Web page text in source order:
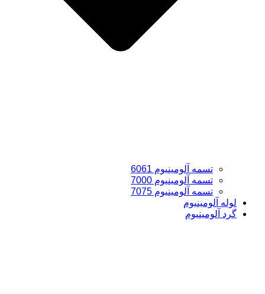
تسمه آلومینیوم 6061
تسمه آلومینیوم 7000
تسمه آلومینیوم 7075
لوله آلومینیوم
گرد آلومینیوم